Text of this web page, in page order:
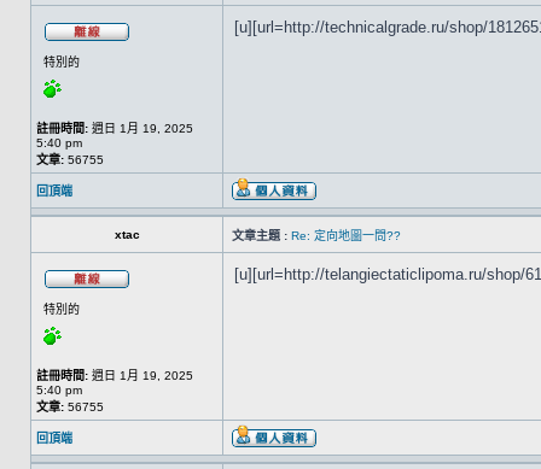
特別的
註冊時間: 週日 1月 19, 2025
5:40 pm
文章: 56755
[u][url=http://technicalgrade.ru/shop/
回頂端
xtac 文章主題 : Re: 定向地圖一問??
特別的
註冊時間: 週日 1月 19, 2025
5:40 pm
文章: 56755
[u][url=http://telangiectaticlipoma.ru/shop/
回頂端